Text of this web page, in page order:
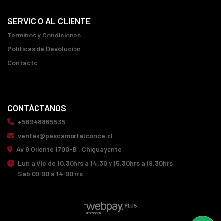
SERVICIO AL CLIENTE
Terminos y Condiciones
Políticas de Devolución
Contacto
CONTÁCTANOS
+56948865535
ventas@pescamortalconce.cl
Av 8 Oriente 1700-B , Chiguayante
Lun a Vie de 10:30hrs a 14:30 y 15:30hrs a 19:30hrs
Sáb 09:00 a 14:00hrs